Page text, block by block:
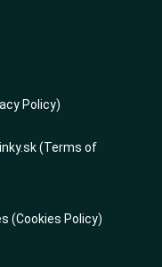
Policy)
(Terms of
(Cookies Policy)